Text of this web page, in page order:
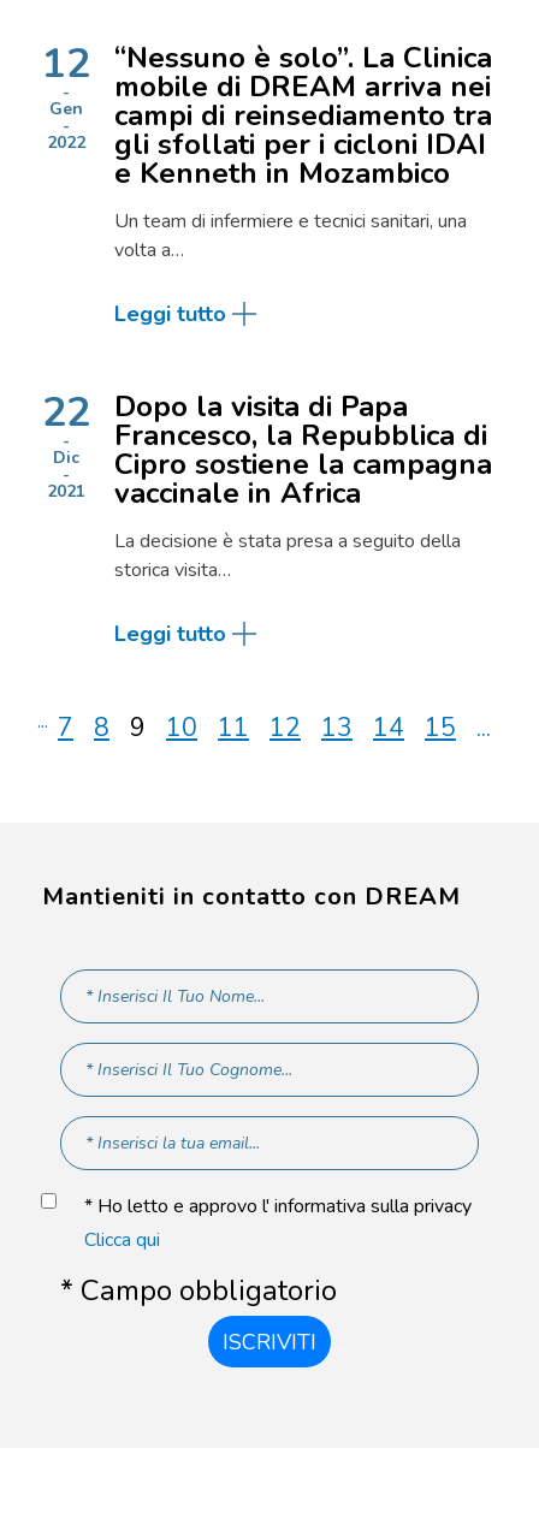
12
Gen
2022
“Nessuno è solo”. La Clinica
mobile di DREAM arriva nei
campi di reinsediamento tra
gli sfollati per i cicloni IDAI
e Kenneth in Mozambico
Un team di infermiere e tecnici sanitari, una
volta a…
Leggi tutto
22
Dic
2021
Dopo la visita di Papa
Francesco, la Repubblica di
Cipro sostiene la campagna
vaccinale in Africa
La decisione è stata presa a seguito della
storica visita…
Leggi tutto
... 7 8 9 10 11 12 13 14 15 ...
Mantieniti in contatto con DREAM
* Ho letto e approvo l' informativa sulla privacy
Clicca qui
* Campo obbligatorio
ISCRIVITI